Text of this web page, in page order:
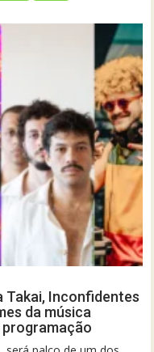
Takai, Inconfidentes
da música